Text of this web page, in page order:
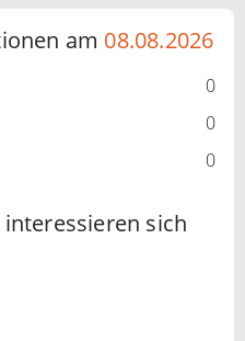
am 08.08.2026
0
0
0
interessieren sich